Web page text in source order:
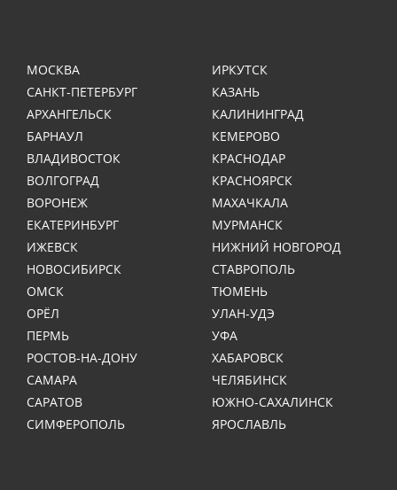
МОСКВА
САНКТ-ПЕТЕРБУРГ
АРХАНГЕЛЬСК
БАРНАУЛ
ВЛАДИВОСТОК
ВОЛГОГРАД
ВОРОНЕЖ
ЕКАТЕРИНБУРГ
ИЖЕВСК
ИРКУТСК
КАЗАНЬ
КАЛИНИНГРАД
КЕМЕРОВО
КРАСНОДАР
КРАСНОЯРСК
МАХАЧКАЛА
МУРМАНСК
НИЖНИЙ НОВГОРОД
НОВОСИБИРСК
ОМСК
ОРЁЛ
ПЕРМЬ
РОСТОВ-НА-ДОНУ
САМАРА
САРАТОВ
СИМФЕРОПОЛЬ
СТАВРОПОЛЬ
ТЮМЕНЬ
УЛАН-УДЭ
УФА
ХАБАРОВСК
ЧЕЛЯБИНСК
ЮЖНО-САХАЛИНСК
ЯРОСЛАВЛЬ